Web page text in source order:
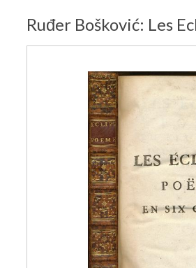
Ruđer Bošković: Les